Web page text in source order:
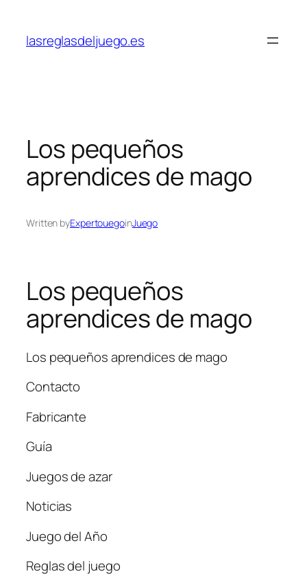
content
lasreglasdeljuego.es
Los pequeños
aprendices de mago
Written byExpertouegoinJuego
Los pequeños
aprendices de mago
Los pequeños aprendices de mago
Contacto
Fabricante
Guía
Juegos de azar
Noticias
Juego del Año
Reglas del juego